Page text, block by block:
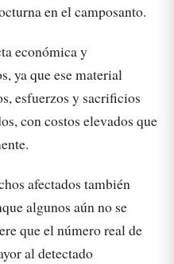
en el camposanto.
económica y
ya que ese material
esfuerzos y sacrificios
con costos elevados que
afectados también
algunos aún no se
que el número real de
al detectado